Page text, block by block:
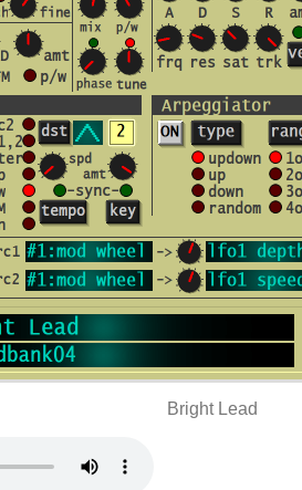
Bright Lead